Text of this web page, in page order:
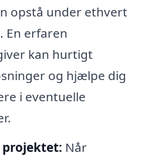
opstå under ethvert
En erfaren
kan hurtigt
og hjælpe dig
i eventuelle
Når